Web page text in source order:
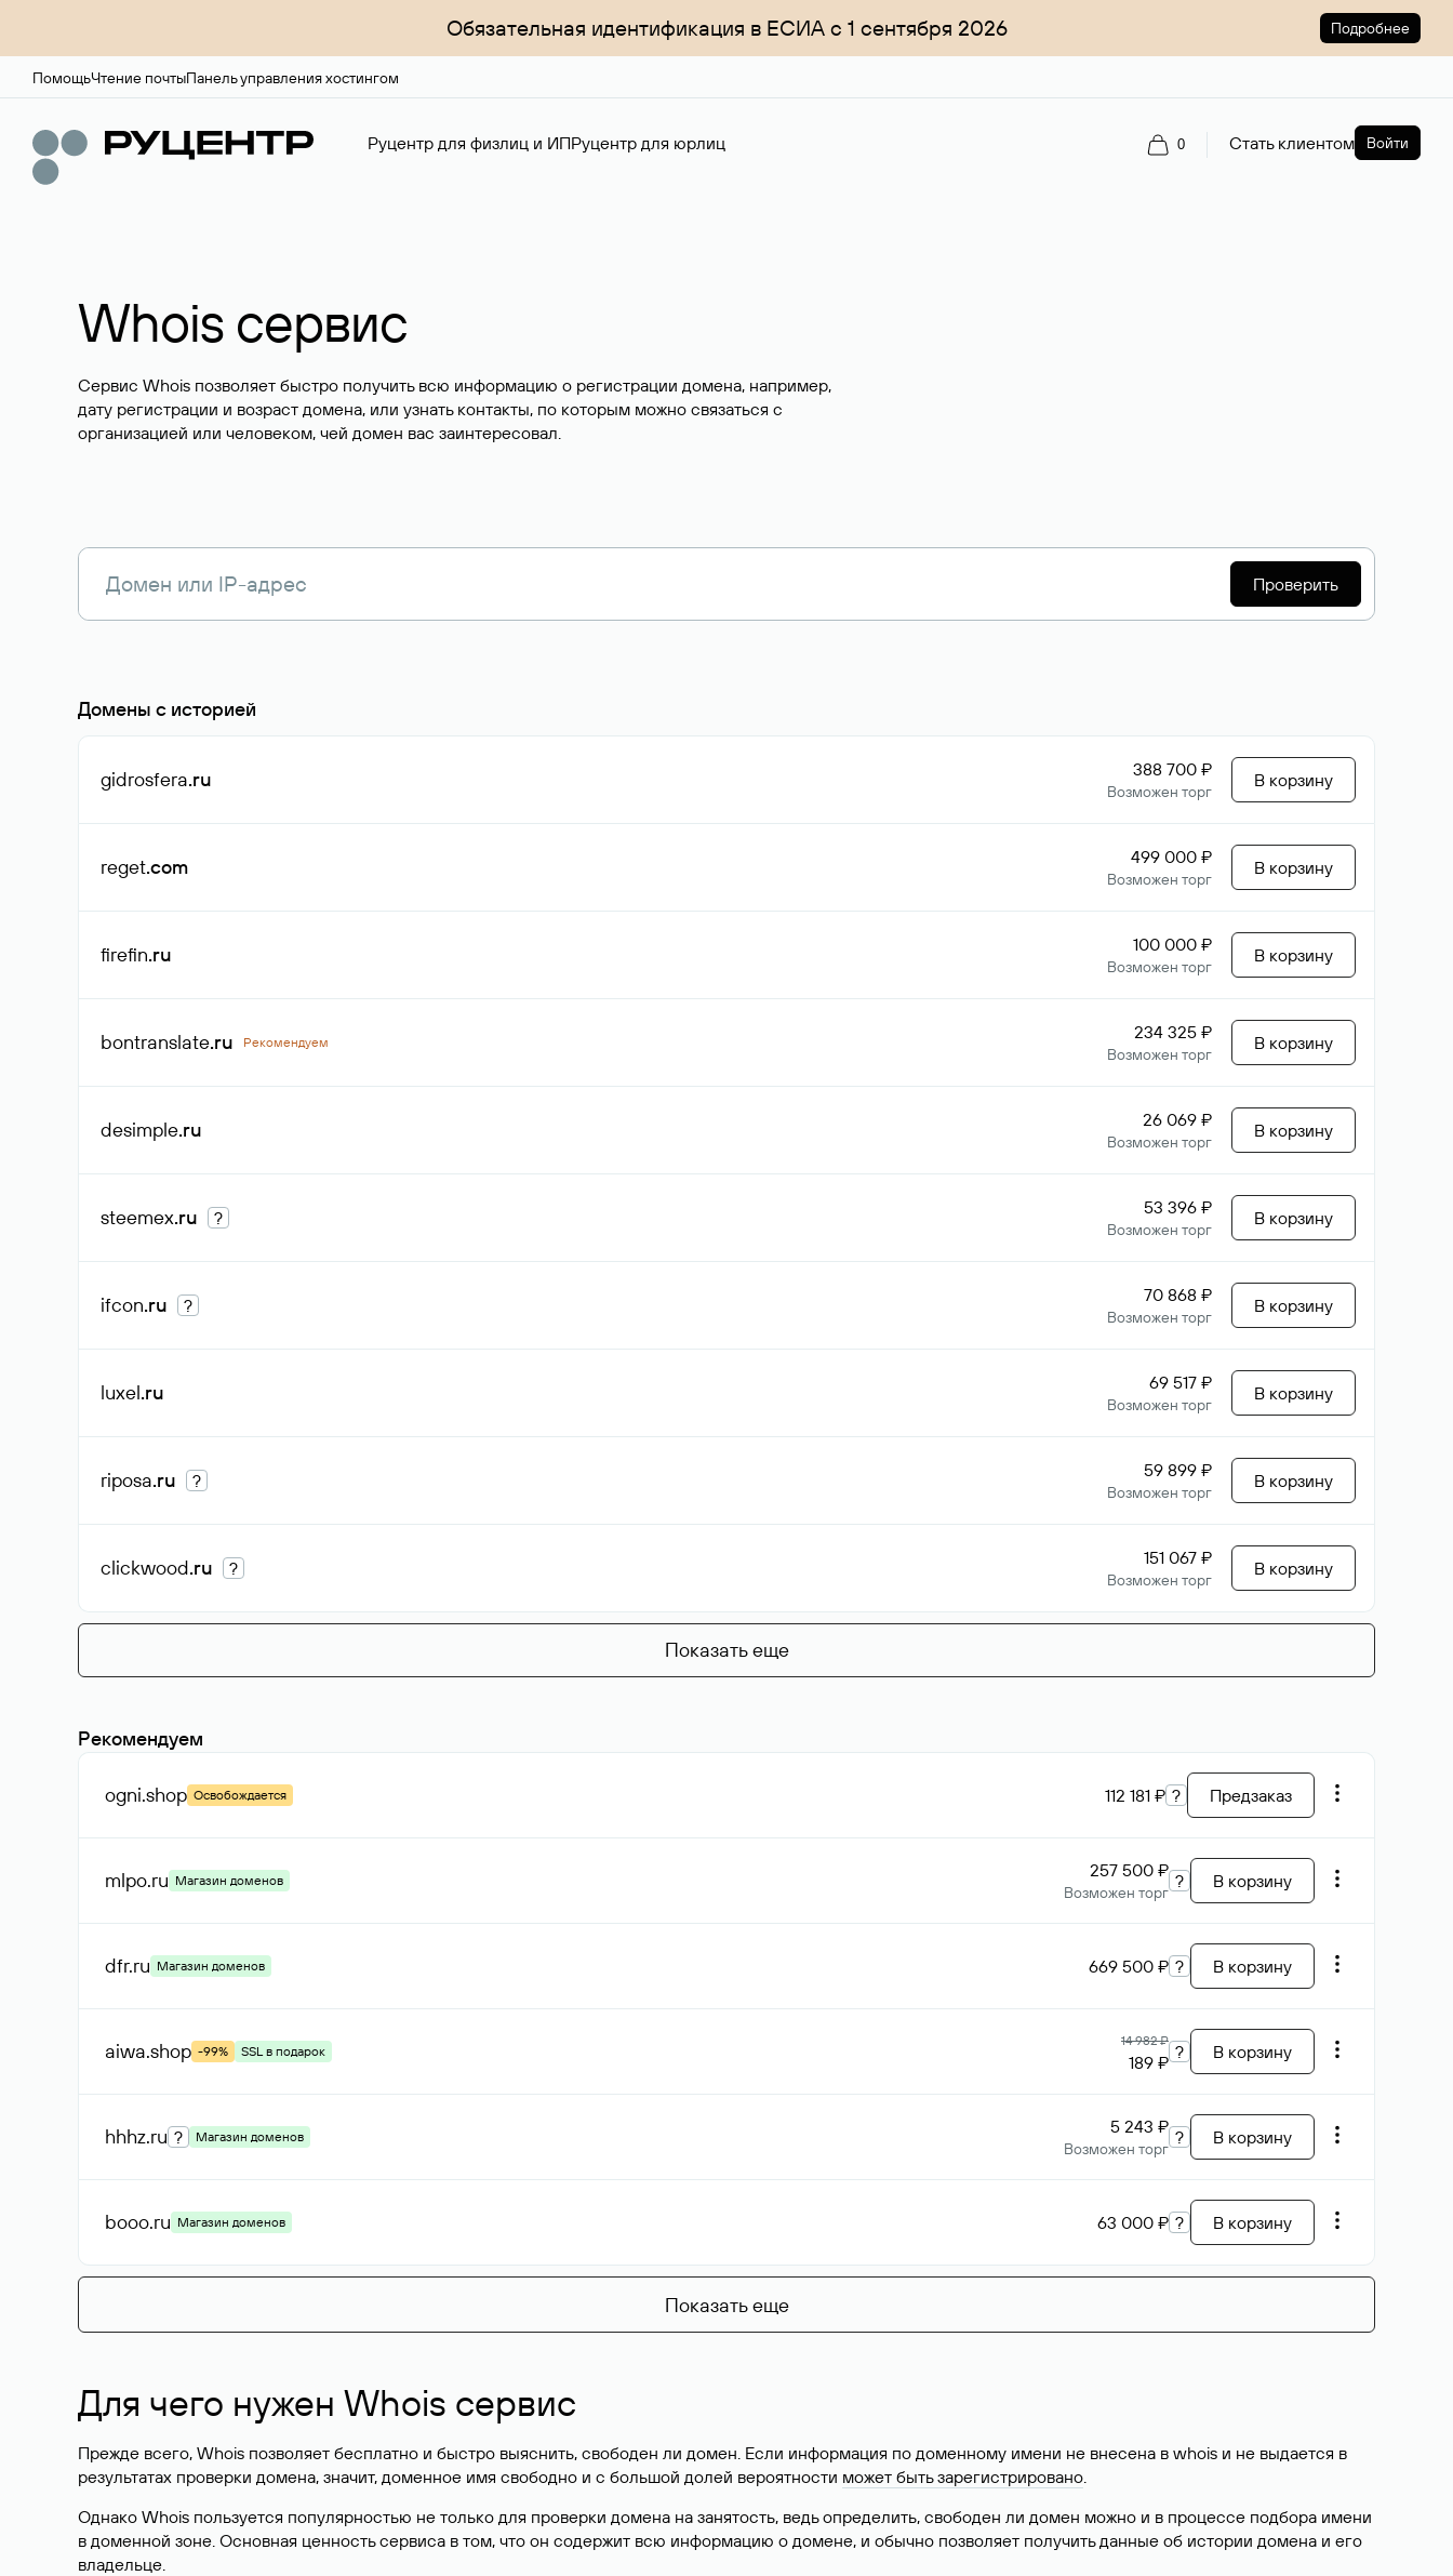
Обязательная идентификация в ЕСИА с 1 сентября 2026 Подробнее
ПомощьЧтение почтыПанель управления хостингом
Руцентр для физлиц и ИПРуцентр для юрлиц 0 Стать клиентом Войти
Whois сервис
Сервис Whois позволяет быстро получить всю информацию о регистрации домена, например,
дату регистрации и возраст домена, или узнать контакты, по которым можно связаться с
организацией или человеком, чей домен вас заинтересовал.
Проверить
Домены с историей
gidrosfera.ru 388 700 ₽
Возможен торг
В корзину
reget.com 499 000 ₽
Возможен торг
В корзину
firefin.ru 100 000 ₽
Возможен торг
В корзину
bontranslate.ru Рекомендуем 234 325 ₽
Возможен торг
В корзину
desimple.ru 26 069 ₽
Возможен торг
В корзину
steemex.ru ? 53 396 ₽
Возможен торг
В корзину
ifcon.ru ? 70 868 ₽
Возможен торг
В корзину
luxel.ru 69 517 ₽
Возможен торг
В корзину
riposa.ru ? 59 899 ₽
Возможен торг
В корзину
clickwood.ru ? 151 067 ₽
Возможен торг
В корзину
Показать еще
Рекомендуем
ogni.shop Освобождается 112 181 ₽ ? Предзаказ
mlpo.ru Магазин доменов 257 500 ₽
Возможен торг
? В корзину
dfr.ru Магазин доменов 669 500 ₽ ? В корзину
aiwa.shop -99% SSL в подарок
14 982 ₽
189 ₽ ? В корзину
hhhz.ru ? Магазин доменов 5 243 ₽
Возможен торг
? В корзину
booo.ru Магазин доменов 63 000 ₽ ? В корзину
Показать еще
Для чего нужен Whois сервис
Прежде всего, Whois позволяет бесплатно и быстро выяснить, свободен ли домен. Если информация по доменному имени не внесена в whois и не выдается в
результатах проверки домена, значит, доменное имя свободно и с большой долей вероятности может быть зарегистрировано.
Однако Whois пользуется популярностью не только для проверки домена на занятость, ведь определить, свободен ли домен можно и в процессе подбора имени
в доменной зоне. Основная ценность сервиса в том, что он содержит всю информацию о домене, и обычно позволяет получить данные об истории домена и его
владельце.